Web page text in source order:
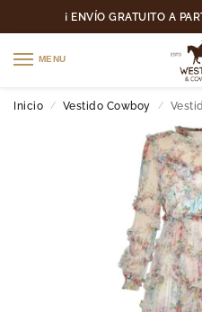
¡ ENVÍO GRATUITO A
MENU
Inicio / Vestido Cowboy /